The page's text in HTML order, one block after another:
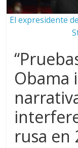
El expresidente
Obama
rusa en